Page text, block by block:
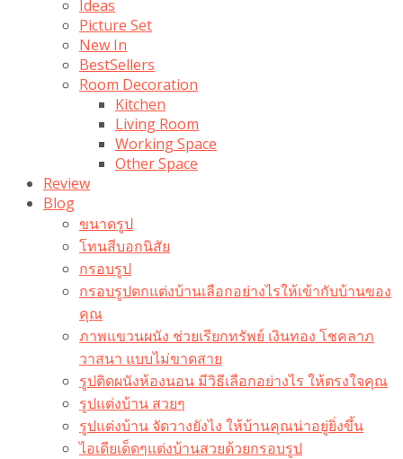
Ideas
Picture Set
New In
BestSellers
Room Decoration
Kitchen
Living Room
Working Space
Other Space
Review
Blog
ขนาดรูป
โทนสีบอกนิสัย
กรอบรูป
กรอบรูปตกแต่งบ้านเลือกอย่างไรให้เข้ากับบ้านของ
คุณ
ภาพแขวนผนัง ช่วยเรียกทรัพย์ เงินทอง โชคลาภ
วาสนา แบบไม่ขาดสาย
รูปติดผนังห้องนอน มีวิธีเลือกอย่างไร ให้ตรงใจคุณ
รูปแต่งบ้าน สวยๆ
รูปแต่งบ้าน จัดวางยังไง ให้บ้านคุณน่าอยู่ยิ่งขึ้น
ไอเดียเด็ดๆแต่งบ้านสวยด้วยกรอบรูป